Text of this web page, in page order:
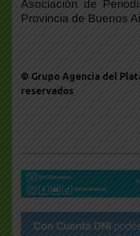
Asociación de
Provincia de Buenos
© Grupo Agencia del
reservados